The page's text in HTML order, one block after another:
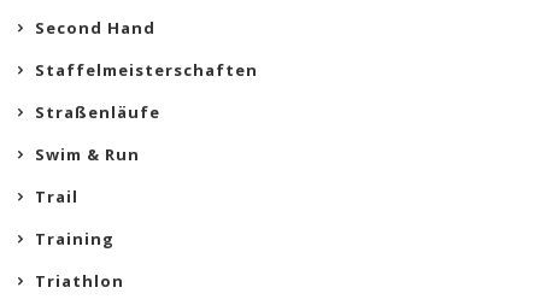
Second Hand
Staffelmeisterschaften
Straßenläufe
Swim & Run
Trail
Training
Triathlon